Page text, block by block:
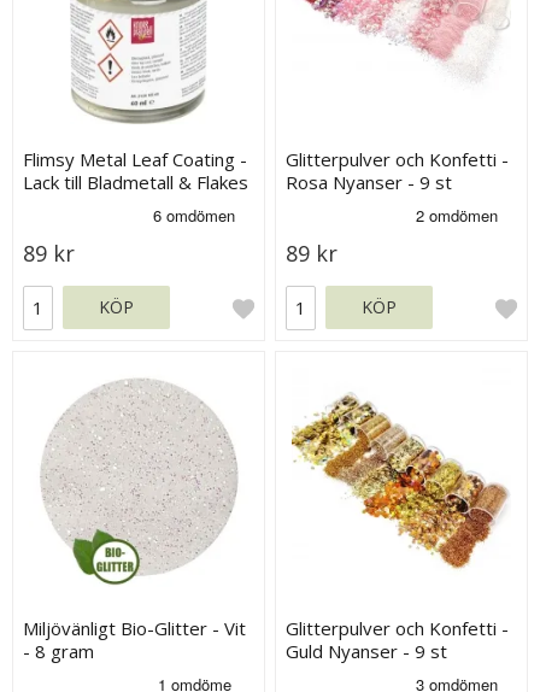
Flimsy Metal Leaf Coating -
Lack till Bladmetall & Flakes
89 kr
KÖP
Glitterpulver och Konfetti -
Rosa Nyanser - 9 st
89 kr
KÖP
Miljövänligt Bio-Glitter - Vit
- 8 gram
Glitterpulver och Konfetti -
Guld Nyanser - 9 st